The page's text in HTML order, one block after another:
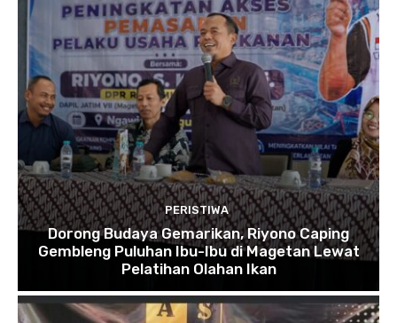
PERISTIWA
Dorong Budaya Gemarikan, Riyono Caping
Gembleng Puluhan Ibu-Ibu di Magetan Lewat
Pelatihan Olahan Ikan